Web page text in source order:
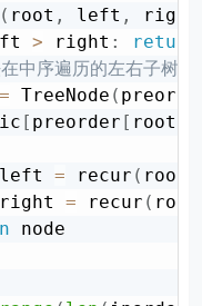
( root , left , right
> right :
return
中序遍历的左右子树
= TreeNode (
[ preorder [ root
left = recur ( root
right = recur (